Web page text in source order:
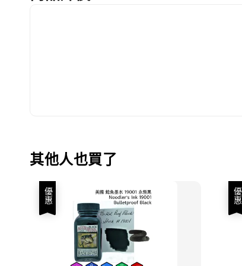
其他人也買了
優惠 優惠